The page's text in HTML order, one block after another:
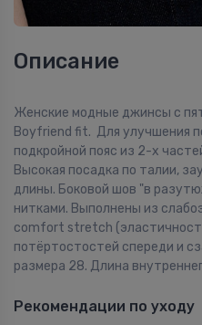
Описание
Женские модные джинсы с
Boyfriend fit. Для улучшения
подкройной пояс из 2-х
Высокая посадка по талии,
длины. Боковой шов "в
нитками. Выполнены из
comfort stretch
потёртостостей спереди и
размера 28. Длина
Рекомендации по уходу